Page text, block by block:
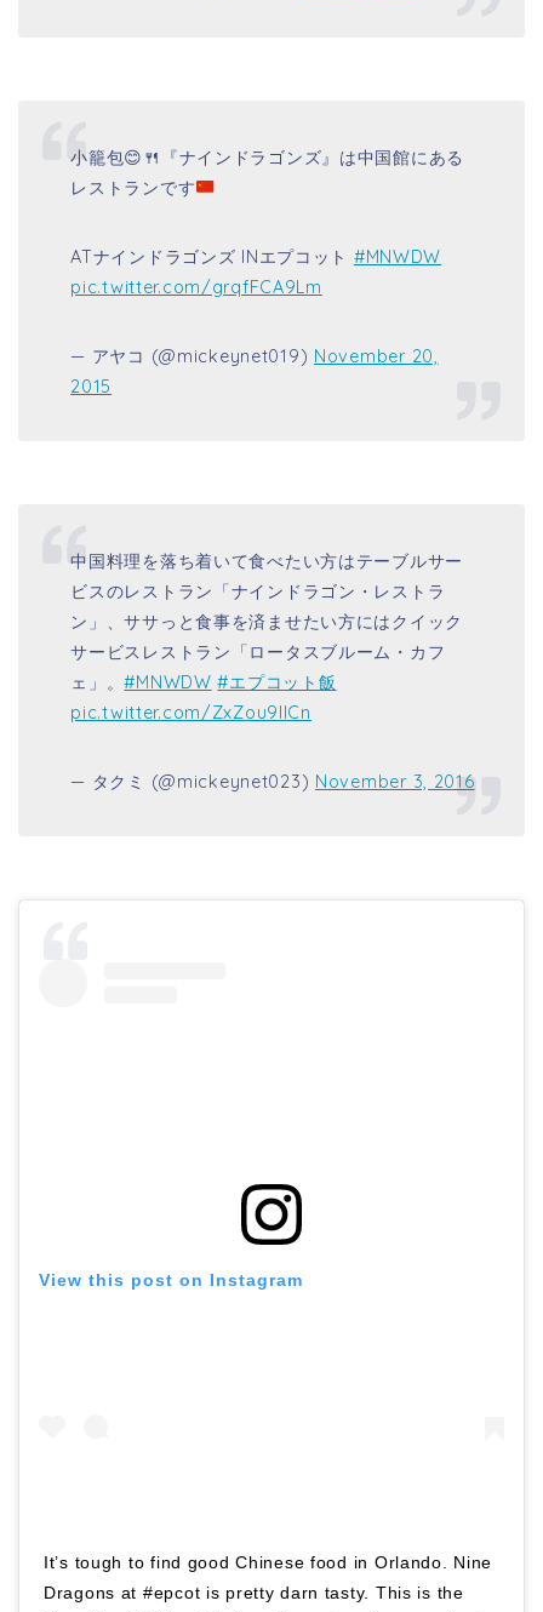
小籠包😊 🍴
『ナインドラゴンズ』は中国館にある
レストランです
ATナインドラゴンズ INエプコット #MNWDW
pic.twitter.com/grqfFCA9Lm
— アヤコ (@mickeynet019) November 20,
2015
中国料理を落ち着いて食べたい方はテーブルサー
ビスのレストラン「ナインドラゴン・レストラ
ン」、ササっと食事を済ませたい方にはクイック
サービスレストラン「ロータスブルーム・カフ
ェ」。#MNWDW #エプコット飯
pic.twitter.com/ZxZou9IICn
— タクミ (@mickeynet023) November 3, 2016
View this post on Instagram
It’s tough to find good Chinese food in Orlando. Nine
Dragons at #epcot is pretty darn tasty. This is the